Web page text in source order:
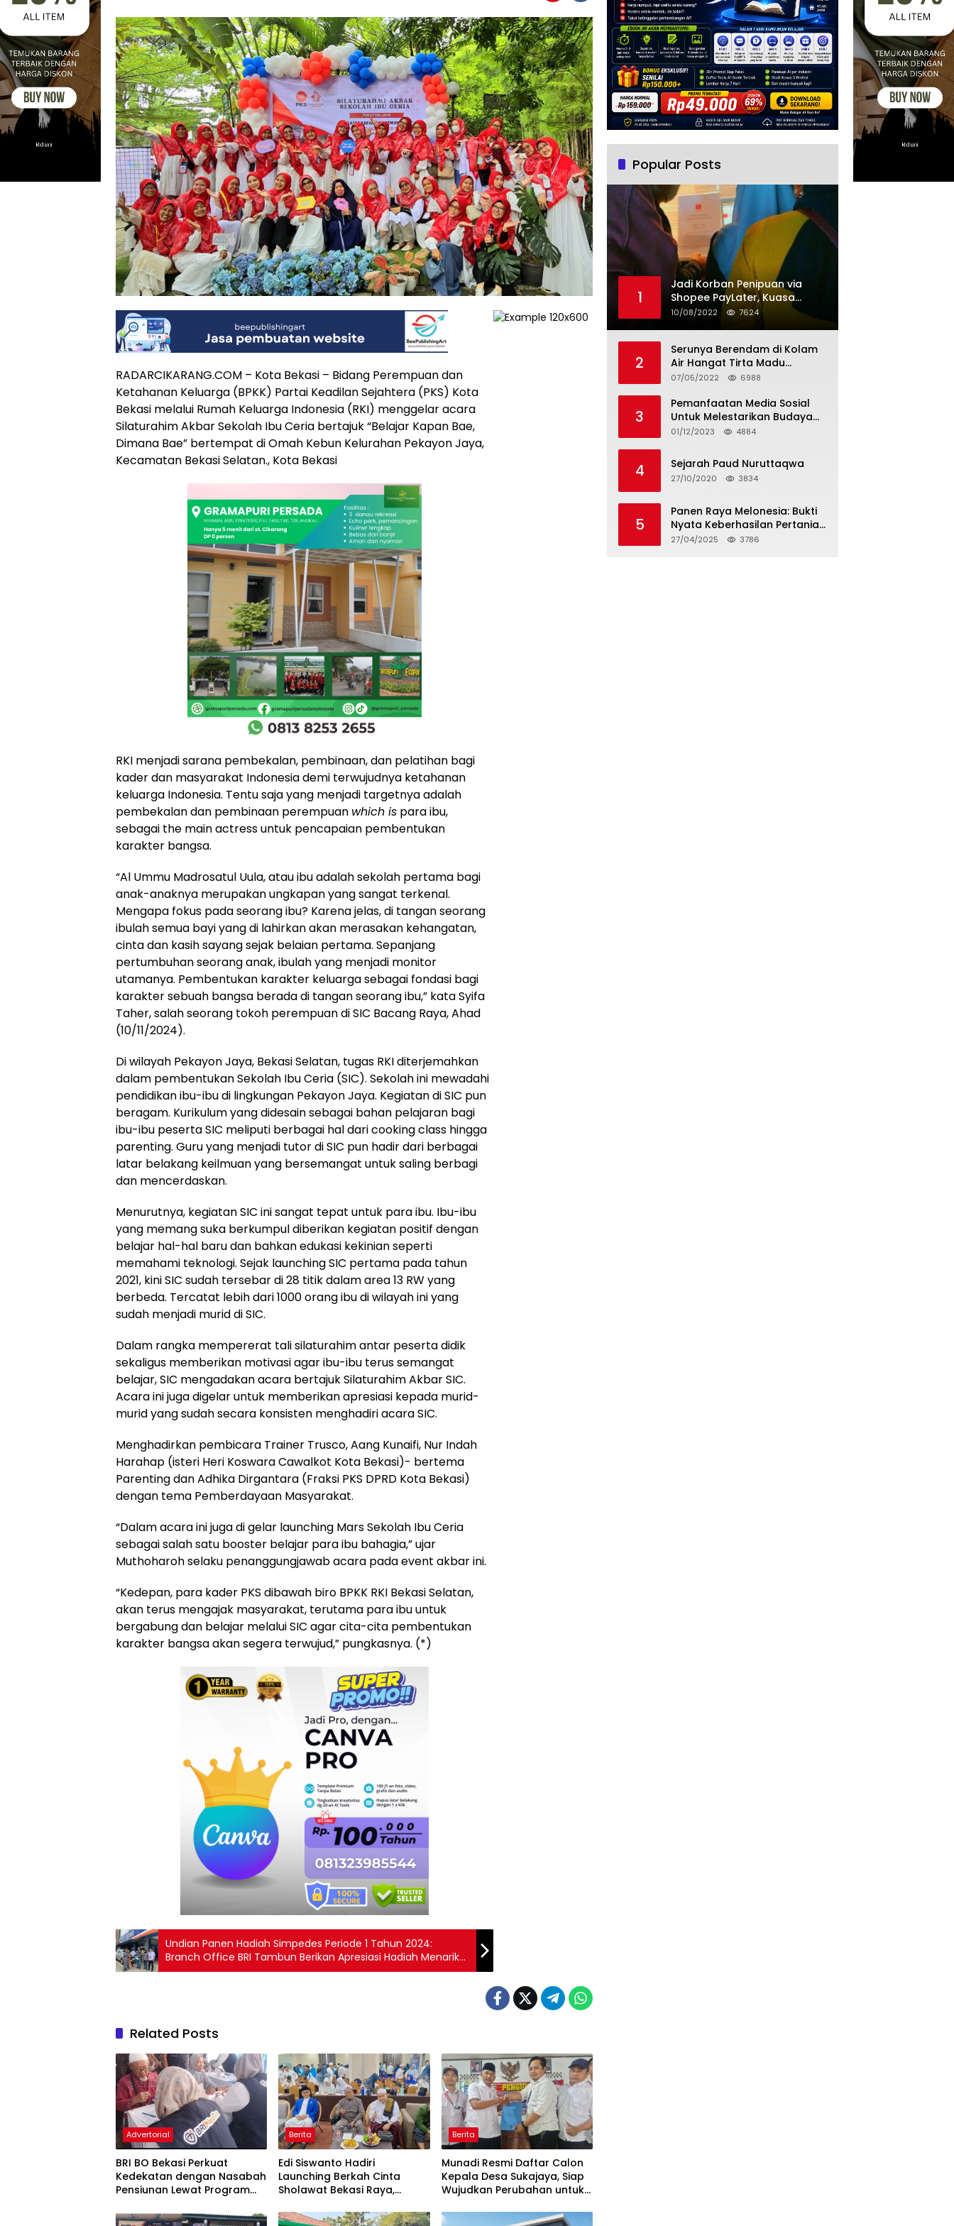
RADARCIKARANG.COM – Kota Bekasi – Bidang Perempuan dan
Ketahanan Keluarga (BPKK) Partai Keadilan Sejahtera (PKS) Kota
Bekasi melalui Rumah Keluarga Indonesia (RKI) menggelar acara
Silaturahim Akbar Sekolah Ibu Ceria bertajuk “Belajar Kapan Bae,
Dimana Bae” bertempat di Omah Kebun Kelurahan Pekayon Jaya,
Kecamatan Bekasi Selatan., Kota Bekasi
RKI menjadi sarana pembekalan, pembinaan, dan pelatihan bagi
kader dan masyarakat Indonesia demi terwujudnya ketahanan
keluarga Indonesia. Tentu saja yang menjadi targetnya adalah
pembekalan dan pembinaan perempuan which is para ibu,
sebagai the main actress untuk pencapaian pembentukan
karakter bangsa.
“Al Ummu Madrosatul Uula, atau ibu adalah sekolah pertama bagi
anak-anaknya merupakan ungkapan yang sangat terkenal.
Mengapa fokus pada seorang ibu? Karena jelas, di tangan seorang
ibulah semua bayi yang di lahirkan akan merasakan kehangatan,
cinta dan kasih sayang sejak belaian pertama. Sepanjang
pertumbuhan seorang anak, ibulah yang menjadi monitor
utamanya. Pembentukan karakter keluarga sebagai fondasi bagi
karakter sebuah bangsa berada di tangan seorang ibu,” kata Syifa
Taher, salah seorang tokoh perempuan di SIC Bacang Raya, Ahad
(10/11/2024).
Di wilayah Pekayon Jaya, Bekasi Selatan, tugas RKI diterjemahkan
dalam pembentukan Sekolah Ibu Ceria (SIC). Sekolah ini mewadahi
pendidikan ibu-ibu di lingkungan Pekayon Jaya. Kegiatan di SIC pun
beragam. Kurikulum yang didesain sebagai bahan pelajaran bagi
ibu-ibu peserta SIC meliputi berbagai hal dari cooking class hingga
parenting. Guru yang menjadi tutor di SIC pun hadir dari berbagai
latar belakang keilmuan yang bersemangat untuk saling berbagi
dan mencerdaskan.
Menurutnya, kegiatan SIC ini sangat tepat untuk para ibu. Ibu-ibu
yang memang suka berkumpul diberikan kegiatan positif dengan
belajar hal-hal baru dan bahkan edukasi kekinian seperti
memahami teknologi. Sejak launching SIC pertama pada tahun
2021, kini SIC sudah tersebar di 28 titik dalam area 13 RW yang
berbeda. Tercatat lebih dari 1000 orang ibu di wilayah ini yang
sudah menjadi murid di SIC.
Dalam rangka mempererat tali silaturahim antar peserta didik
sekaligus memberikan motivasi agar ibu-ibu terus semangat
belajar, SIC mengadakan acara bertajuk Silaturahim Akbar SIC.
Acara ini juga digelar untuk memberikan apresiasi kepada murid-
murid yang sudah secara konsisten menghadiri acara SIC.
Menghadirkan pembicara Trainer Trusco, Aang Kunaifi, Nur Indah
Harahap (isteri Heri Koswara Cawalkot Kota Bekasi)- bertema
Parenting dan Adhika Dirgantara (Fraksi PKS DPRD Kota Bekasi)
dengan tema Pemberdayaan Masyarakat.
“Dalam acara ini juga di gelar launching Mars Sekolah Ibu Ceria
sebagai salah satu booster belajar para ibu bahagia,” ujar
Muthoharoh selaku penanggungjawab acara pada event akbar ini.
“Kedepan, para kader PKS dibawah biro BPKK RKI Bekasi Selatan,
akan terus mengajak masyarakat, terutama para ibu untuk
bergabung dan belajar melalui SIC agar cita-cita pembentukan
karakter bangsa akan segera terwujud,” pungkasnya. (*)
Undian Panen Hadiah Simpedes Periode 1 Tahun 2024:
Branch Office BRI Tambun Berikan Apresiasi Hadiah Menarik
untuk Nasabah Setia
Related Posts
Advertorial
BRI BO Bekasi Perkuat
Kedekatan dengan Nasabah
Pensiunan Lewat Program
Berita
Edi Siswanto Hadiri
Launching Berkah Cinta
Sholawat Bekasi Raya,
yang Amanah
Berita
Munadi Resmi Daftar Calon
Kepala Desa Sukajaya, Siap
Wujudkan Perubahan untuk
Popular Posts
1
Jadi Korban Penipuan via
Shopee PayLater, Kuasa
Hukum Minta Penangguhan
10/08/2022 7624
2
Serunya Berendam di Kolam
Air Hangat Tirta Madu
Barokah
07/05/2022 6988
3
Pemanfaatan Media Sosial
Untuk Melestarikan Budaya
Lokal
01/12/2023 4884
4 Sejarah Paud Nuruttaqwa
27/10/2020 3834
5
Panen Raya Melonesia: Bukti
Nyata Keberhasilan Pertanian
Modern di Kabupaten Bekasi
27/04/2025 3786